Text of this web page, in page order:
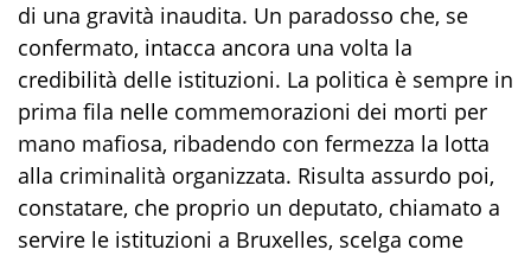
di una gravità inaudita. Un paradosso che, se
confermato, intacca ancora una volta la
credibilità delle istituzioni. La politica è sempre in
prima fila nelle commemorazioni dei morti per
mano mafiosa, ribadendo con fermezza la lotta
alla criminalità organizzata. Risulta assurdo poi,
constatare, che proprio un deputato, chiamato a
servire le istituzioni a Bruxelles, scelga come